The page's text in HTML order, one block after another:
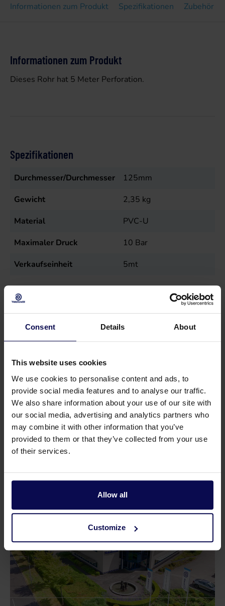
Consent Details About
This website uses cookies
We use cookies to personalise content and ads, to
provide social media features and to analyse our traffic.
We also share information about your use of our site with
our social media, advertising and analytics partners who
may combine it with other information that you’ve
provided to them or that they’ve collected from your use
of their services.
Allow all
Customize
Informationen zum Produkt Spezifikationen Zubehör
Informationen zum Produkt
Dieses Rohr hat 5 Meter Perforation.
Spezifikationen
Durchmesser/Durchmesser
125mm
Gewicht
2,35 kg
Material
PVC-U
Maximaler Druck
10 Bar
Verkaufseinheit
5mt
Geeignetes Zubehör
Klebstoff Saba S3 0,25 Liter Klebstoff